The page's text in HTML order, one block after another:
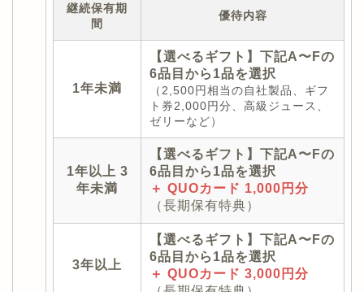
継続保有期
間
優待内容
1年未満
【選べるギフト】下記A〜Fの
6品目から1品を選択
（2,500円相当の自社製品、ギフ
ト券2,000円分、高級ジュース、
ゼリーなど）
1年以上 3
年未満
【選べるギフト】下記A〜Fの
6品目から1品を選択
＋ QUOカード 1,000円分
（長期保有特典）
3年以上
【選べるギフト】下記A〜Fの
6品目から1品を選択
＋ QUOカード 3,000円分